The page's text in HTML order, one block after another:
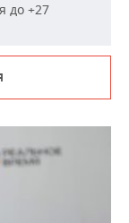
до +27